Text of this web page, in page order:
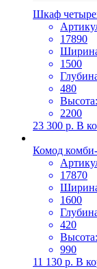
Шкаф
17890
1500
480
Высота:
2200
23 300 р. В
Комод
17870
1600
420
Высота:
990
11 130 р. В